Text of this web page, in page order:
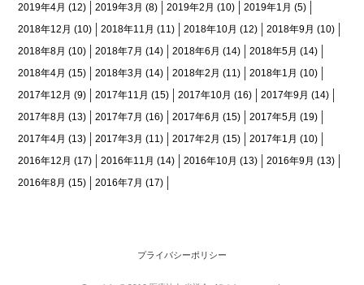
2019年4月 (12) 2019年3月 (8) 2019年2月 (10) 2019年1月 (5)
2018年12月 (10) 2018年11月 (11) 2018年10月 (12) 2018年9月 (10)
2018年8月 (10) 2018年7月 (14) 2018年6月 (14) 2018年5月 (14)
2018年4月 (15) 2018年3月 (14) 2018年2月 (11) 2018年1月 (10)
2017年12月 (9) 2017年11月 (15) 2017年10月 (16) 2017年9月 (14)
2017年8月 (13) 2017年7月 (16) 2017年6月 (15) 2017年5月 (19)
2017年4月 (13) 2017年3月 (11) 2017年2月 (15) 2017年1月 (10)
2016年12月 (17) 2016年11月 (14) 2016年10月 (13) 2016年9月 (13)
2016年8月 (15) 2016年7月 (17)
プライバシーポリシー